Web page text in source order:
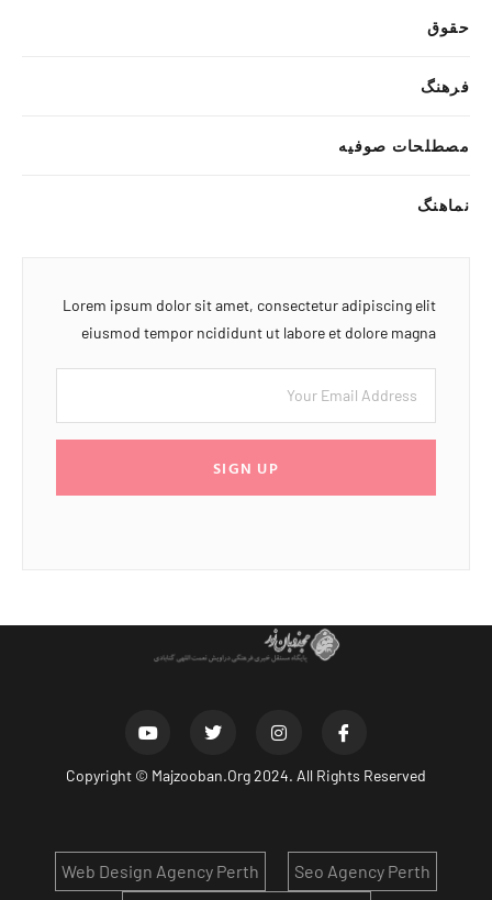
حقوق
فرهنگ
مصطلحات صوفیه
نماهنگ
Lorem ipsum dolor sit amet, consectetur adipiscing elit
eiusmod tempor ncididunt ut labore et dolore magna
SIGN UP
Copyright © Majzooban.Org2024. All Rights Reserved
Seo Agency Perth
Web Design Agency Perth